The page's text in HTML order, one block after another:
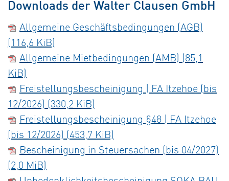
Downloads der Walter Clausen GmbH
Allgemeine Geschäftsbedingungen (AGB)
(116,6 KiB)
Allgemeine Mietbedingungen (AMB) (85,1
KiB)
Freistellungsbescheinigung | FA Itzehoe (bis
12/2026) (330,2 KiB)
Freistellungsbescheinigung §48 | FA Itzehoe
(bis 12/2026) (453,7 KiB)
Bescheinigung in Steuersachen (bis 04/2027)
(2,0 MiB)